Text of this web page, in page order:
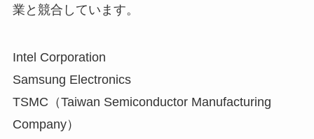
業と競合しています。
Intel Corporation
Samsung Electronics
TSMC（Taiwan Semiconductor Manufacturing
Company）